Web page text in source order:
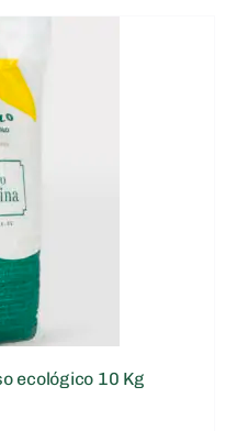
ecológico 10 Kg